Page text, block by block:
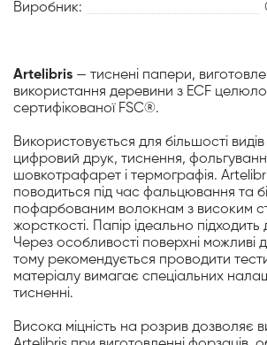
Виробник:
Artelibris — тиснені папери,
використання деревини з ECF
сертифікованої FSC®.
Використовується для більшості
цифровий друк, тиснення,
шовкотрафарет і термографія.
поводиться під час фальцювання та
пофарбованим волокнам з високим
жорсткості. Папір ідеально
Через особливості поверхні можливі
тому рекомендується проводити
матеріалу вимагає спеціальних
тисненні.
Висока міцність на розрив дозволяє